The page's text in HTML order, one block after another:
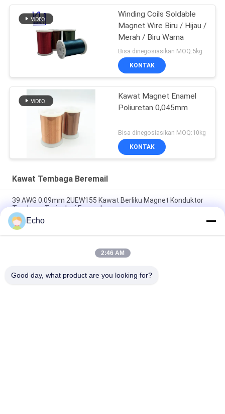
Winding Coils Soldable
Magnet Wire Biru / Hijau /
Merah / Biru Warna
Bisa dinegosiasikan MOQ:5kg
KONTAK
Kawat Magnet Enamel
Poliuretan 0,045mm
Bisa dinegosiasikan MOQ:10kg
KONTAK
Kawat Tembaga Beremail
39 AWG 0.09mm 2UEW155 Kawat Berliku Magnet Konduktor
Tembaga Terisolasi Enamel
0.011mm 2UEW155 Enamel Dilapisi Kawat Tembaga Untuk
Motor Berliku
Ruiyuan Super Thin Winding Coils Kawat Tembaga Berenamel
Echo
2:46 AM
Good day, what product are you looking for?